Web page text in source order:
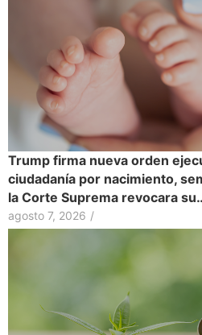
Trump firma nueva orden
ciudadanía por nacimiento,
la Corte Suprema revocara
agosto 7, 2026 /